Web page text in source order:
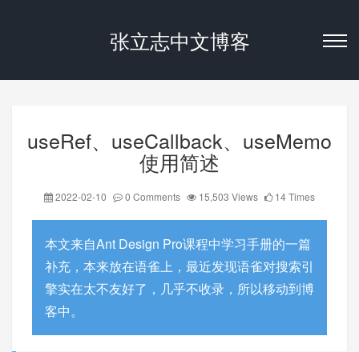
张立志中文博客
useRef、useCallback、useMemo
使用简述
2022-02-10 0 Comments 15,503 Views 14 Times
本文来自Ant Design Pro课程中学习手册的一篇
补充，本来放在语雀上，最近发现语雀对搜索引
擎实在太不友好了，几乎不收录，所以移动到博
客中。